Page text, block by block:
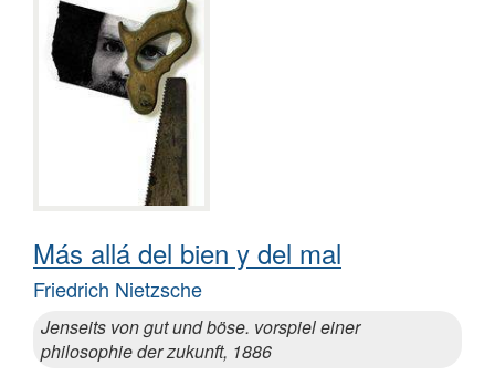
Más allá del bien y del mal
Friedrich Nietzsche
Jenseits von gut und böse. vorspiel einer
philosophie der zukunft, 1886